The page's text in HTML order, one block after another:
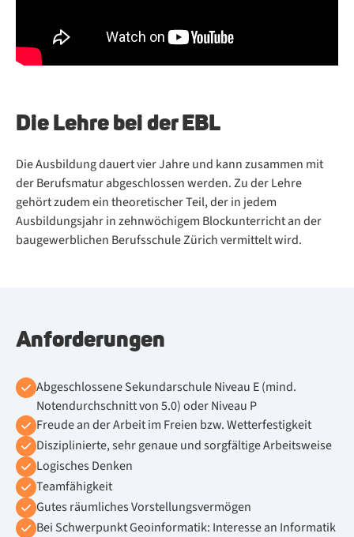
Die Leh­re bei der EBL
Die Ausbildung dauert vier Jahre und kann zusammen mit
der Berufsmatur abgeschlossen werden. Zu der Lehre
gehört zudem ein theoretischer Teil, der in jedem
Ausbildungsjahr in zehnwöchigem Blockunterricht an der
baugewerblichen Berufsschule Zürich vermittelt wird.
Anforderungen
Abgeschlossene Sekundarschule Niveau E (mind.
Notendurchschnitt von 5.0) oder Niveau P
Freude an der Arbeit im Freien bzw. Wetterfestigkeit
Disziplinierte, sehr genaue und sorgfältige Arbeitsweise
Logisches Denken
Teamfähigkeit
Gutes räumliches Vorstellungsvermögen
Bei Schwerpunkt Geoinformatik: Interesse an Informatik